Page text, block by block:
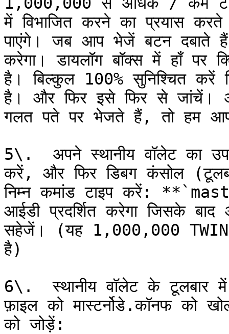
में विभाजित करने का प्रयास
पाएंगे। जब आप भेजें बटन दबाते
करेगा। डायलॉग बॉक्स में हाँ
है। बिल्कुल 100% सुनिश्चित करें
है। और फिर इसे फिर से जांचें।
गलत पते पर भेजते हैं, तो हम
5\.  अपने स्थानीय वॉलेट का
करें, और फिर डिबग कंसोल
निम्न कमांड टाइप करें:
आईडी प्रदर्शित करेगा जिसके
सहेजें। (यह 1,000,000
है)
6\.  स्थानीय वॉलेट के टूलबार
फ़ाइल को मास्टर्नोडे.कॉनफ को
को जोड़ें: